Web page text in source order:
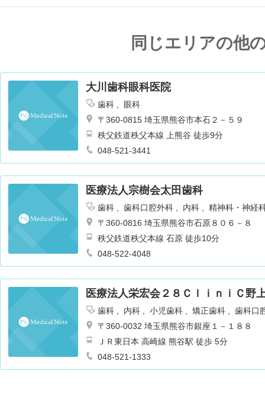
同じエリアの他
大川歯科眼科医院
歯科
眼科
〒360-0815 埼玉県熊谷市本石２－５９
秩父鉄道秩父本線 上熊谷 徒歩9分
048-521-3441
医療法人宗樹会太田歯科
歯科 歯科口腔外科 内科
精神科・神経
〒360-0816 埼玉県熊谷市石原８０６－８
秩父鉄道秩父本線 石原 徒歩10分
048-522-4048
医療法人栄宏会２８ＣｌｉｎｉＣ野
歯科 内科 小児歯科 矯正歯科
歯科口
〒360-0032 埼玉県熊谷市銀座１－１８８
ＪＲ東日本 高崎線 熊谷駅 徒歩 5分
048-521-1333